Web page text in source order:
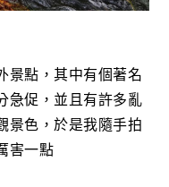
景點，其中有個著名
急促，並且有許多亂
景色，於是我隨手拍
害一點